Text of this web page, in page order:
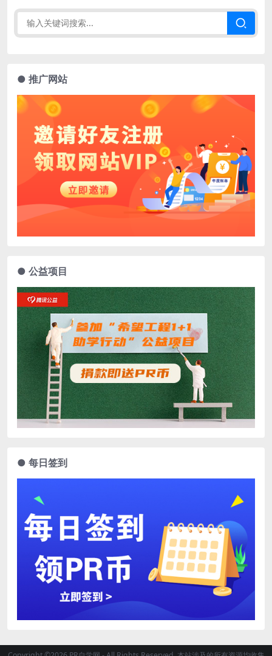
● 推广网站
● 公益项目
● 每日签到